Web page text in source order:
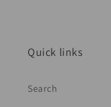
Quick links
Search